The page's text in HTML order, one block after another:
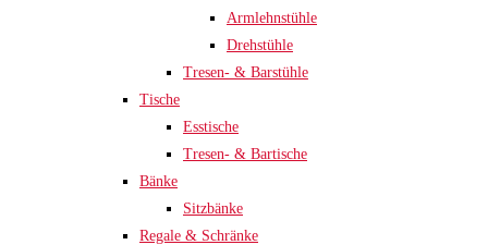
Armlehnstühle
Drehstühle
Tresen- & Barstühle
Tische
Esstische
Tresen- & Bartische
Bänke
Sitzbänke
Regale & Schränke